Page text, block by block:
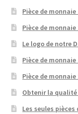
Pièce de monnaie
Pièce de
Le logo de notre
Pièce de monnaie
Pièce de monnaie
Obtenir la qualité
Les seules